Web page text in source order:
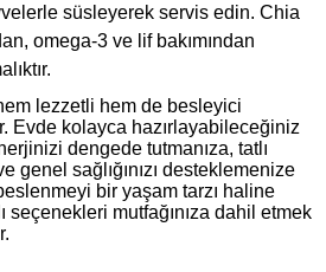
süsleyerek servis edin. Chia
omega-3 ve lif bakımından
hem lezzetli hem de besleyici
Evde kolayca hazırlayabileceğiniz
dengede tutmanıza, tatlı
genel sağlığınızı desteklemenize
bir yaşam tarzı haline
seçenekleri mutfağınıza dahil etmek